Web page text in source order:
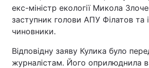
екс-міністр екології Микола
заступник голови АПУ Філатов та
чиновники.
Відповідну заяву Кулика було
журналістам. Його оприлюднила в